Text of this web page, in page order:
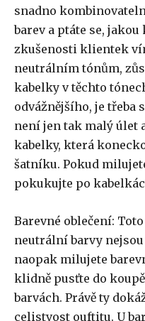
snadno
barev a ptáte se,
zkušenosti klientek
neutrálním tónům,
kabelky v těchto
odvážnějšího, je třeba
není jen tak malý úlet
kabelky, která
šatníku. Pokud
pokukujte po
Barevné oblečení:
neutrální barvy
naopak milujete
klidně pusťte do
barvách. Právě ty
celistvost ouftitu. U